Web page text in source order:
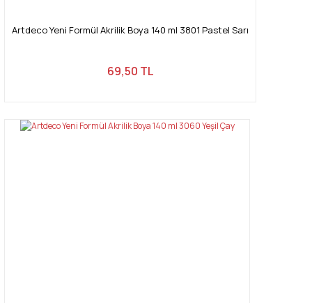
Artdeco Yeni Formül Akrilik Boya 140 ml 3801 Pastel Sarı
69,50 TL